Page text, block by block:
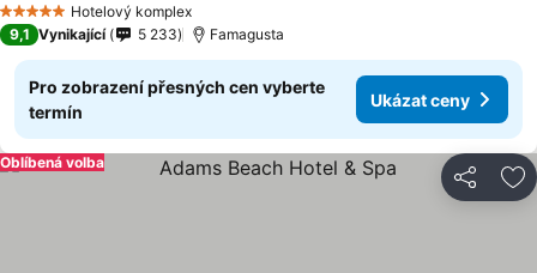
5 Počet hvězdičekHotelový komplex
9,1 Vynikající 5 233 Famagusta
Pro zobrazení přesných cen vyberte
termín
Ukázat ceny
Sdílet
Oblíbená volba